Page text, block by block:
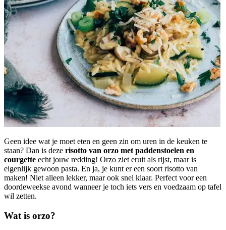
Geen idee wat je moet eten en geen zin om uren in de keuken te
staan? Dan is deze risotto van orzo met paddenstoelen en
courgette echt jouw redding! Orzo ziet eruit als rijst, maar is
eigenlijk gewoon pasta. En ja, je kunt er een soort risotto van
maken! Niet alleen lekker, maar ook snel klaar. Perfect voor een
doordeweekse avond wanneer je toch iets vers en voedzaam op tafel
wil zetten.
Wat is orzo?